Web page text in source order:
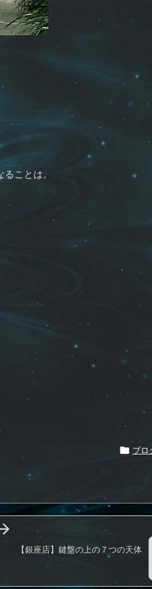
ことは。
 ブロ
【銀座店】鍵盤の上の７つの天体